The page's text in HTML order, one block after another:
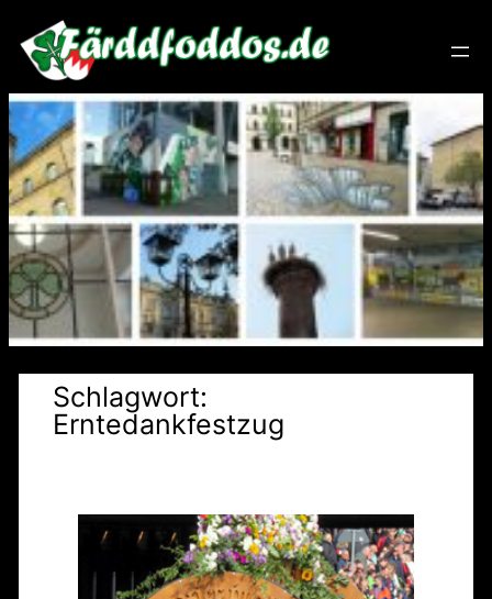
Zum
Inhalt
springen
Schlagwort:
Erntedankfestzug